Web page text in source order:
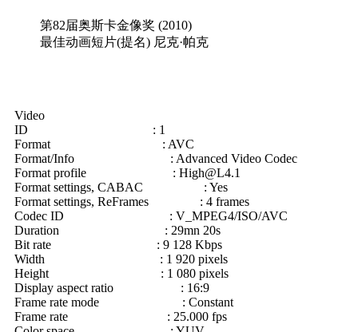
第82届奥斯卡金像奖 (2010)
最佳动画短片(提名) 尼克·帕克
Video
ID : 1
Format : AVC
Format/Info : Advanced Video Codec
Format profile : High@L4.1
Format settings, CABAC : Yes
Format settings, ReFrames : 4 frames
Codec ID : V_MPEG4/ISO/AVC
Duration : 29mn 20s
Bit rate : 9 128 Kbps
Width : 1 920 pixels
Height : 1 080 pixels
Display aspect ratio : 16:9
Frame rate mode : Constant
Frame rate : 25.000 fps